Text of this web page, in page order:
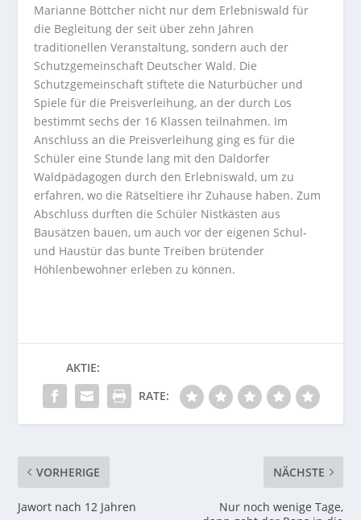
Marianne Böttcher nicht nur dem Erlebniswald für
die Begleitung der seit über zehn Jahren
traditionellen Veranstaltung, sondern auch der
Schutzgemeinschaft Deutscher Wald. Die
Schutzgemeinschaft stiftete die Naturbücher und
Spiele für die Preisverleihung, an der durch Los
bestimmt sechs der 16 Klassen teilnahmen. Im
Anschluss an die Preisverleihung ging es für die
Schüler eine Stunde lang mit den Daldorfer
Waldpädagogen durch den Erlebniswald, um zu
erfahren, wo die Rätseltiere ihr Zuhause haben. Zum
Abschluss durften die Schüler Nistkästen aus
Bausätzen bauen, um auch vor der eigenen Schul-
und Haustür das bunte Treiben brütender
Höhlenbewohner erleben zu können.
AKTIE:
RATE:
VORHERIGE
Jawort nach 12 Jahren
NÄCHSTE
Nur noch wenige Tage,